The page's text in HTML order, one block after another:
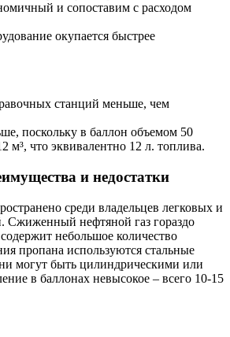
и сопоставим с расходом
окупается быстрее
станций меньше, чем
поскольку в баллон объемом 50
м³, что эквивалентно 12 л. топлива.
и недостатки
среди владельцев легковых и
Сжиженный нефтяной газ гораздо
небольшое количество
пропана используются стальные
могут быть цилиндрическими или
в баллонах невысокое – всего 10-15